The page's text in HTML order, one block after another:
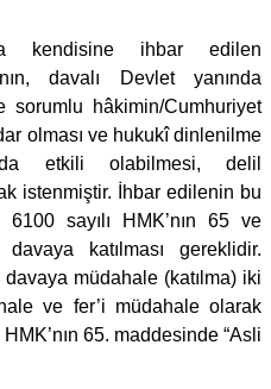
kendisine ihbar edilen
davalı Devlet yanında
sorumlu hâkimin/Cumhuriyet
olması ve hukukî dinlenilme
etkili olabilmesi, delil
istenmiştir. İhbar edilenin bu
sayılı HMK’nın 65 ve
katılması gereklidir.
müdahale (katılma) iki
ve fer’i müdahale olarak
HMK’nın 65. maddesinde “Asli